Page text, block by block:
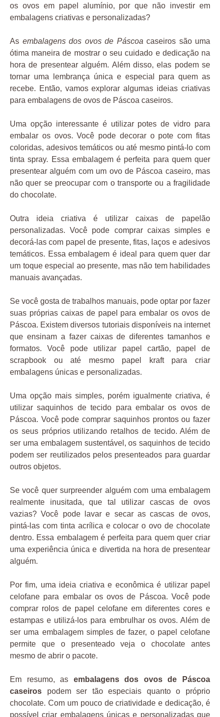
os ovos em papel alumínio, por que não investir em
embalagens criativas e personalizadas?
As embalagens dos ovos de Páscoa caseiros são uma
ótima maneira de mostrar o seu cuidado e dedicação na
hora de presentear alguém. Além disso, elas podem se
tornar uma lembrança única e especial para quem as
recebe. Então, vamos explorar algumas ideias criativas
para embalagens de ovos de Páscoa caseiros.
Uma opção interessante é utilizar potes de vidro para
embalar os ovos. Você pode decorar o pote com fitas
coloridas, adesivos temáticos ou até mesmo pintá-lo com
tinta spray. Essa embalagem é perfeita para quem quer
presentear alguém com um ovo de Páscoa caseiro, mas
não quer se preocupar com o transporte ou a fragilidade
do chocolate.
Outra ideia criativa é utilizar caixas de papelão
personalizadas. Você pode comprar caixas simples e
decorá-las com papel de presente, fitas, laços e adesivos
temáticos. Essa embalagem é ideal para quem quer dar
um toque especial ao presente, mas não tem habilidades
manuais avançadas.
Se você gosta de trabalhos manuais, pode optar por fazer
suas próprias caixas de papel para embalar os ovos de
Páscoa. Existem diversos tutoriais disponíveis na internet
que ensinam a fazer caixas de diferentes tamanhos e
formatos. Você pode utilizar papel cartão, papel de
scrapbook ou até mesmo papel kraft para criar
embalagens únicas e personalizadas.
Uma opção mais simples, porém igualmente criativa, é
utilizar saquinhos de tecido para embalar os ovos de
Páscoa. Você pode comprar saquinhos prontos ou fazer
os seus próprios utilizando retalhos de tecido. Além de
ser uma embalagem sustentável, os saquinhos de tecido
podem ser reutilizados pelos presenteados para guardar
outros objetos.
Se você quer surpreender alguém com uma embalagem
realmente inusitada, que tal utilizar cascas de ovos
vazias? Você pode lavar e secar as cascas de ovos,
pintá-las com tinta acrílica e colocar o ovo de chocolate
dentro. Essa embalagem é perfeita para quem quer criar
uma experiência única e divertida na hora de presentear
alguém.
Por fim, uma ideia criativa e econômica é utilizar papel
celofane para embalar os ovos de Páscoa. Você pode
comprar rolos de papel celofane em diferentes cores e
estampas e utilizá-los para embrulhar os ovos. Além de
ser uma embalagem simples de fazer, o papel celofane
permite que o presenteado veja o chocolate antes
mesmo de abrir o pacote.
Em resumo, as embalagens dos ovos de Páscoa
caseiros podem ser tão especiais quanto o próprio
chocolate. Com um pouco de criatividade e dedicação, é
possível criar embalagens únicas e personalizadas que